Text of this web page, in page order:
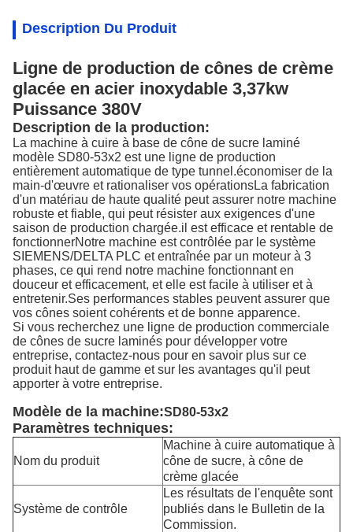
Description Du Produit
Ligne de production de cônes de crème
glacée en acier inoxydable 3,37kw
Puissance 380V
Description de la production:
La machine à cuire à base de cône de sucre laminé
modèle SD80-53x2 est une ligne de production
entièrement automatique de type tunnel.économiser de la
main-d'œuvre et rationaliser vos opérationsLa fabrication
d'un matériau de haute qualité peut assurer notre machine
robuste et fiable, qui peut résister aux exigences d'une
saison de production chargée.il est efficace et rentable de
fonctionnerNotre machine est contrôlée par le système
SIEMENS/DELTA PLC et entraînée par un moteur à 3
phases, ce qui rend notre machine fonctionnant en
douceur et efficacement, et elle est facile à utiliser et à
entretenir.Ses performances stables peuvent assurer que
vos cônes soient cohérents et de bonne apparence.
Si vous recherchez une ligne de production commerciale
de cônes de sucre laminés pour développer votre
entreprise, contactez-nous pour en savoir plus sur ce
produit haut de gamme et sur les avantages qu'il peut
apporter à votre entreprise.
Modèle de la machine:SD80-53x2
Paramètres techniques:
Nom du produit
Machine à cuire automatique à
cône de sucre, à cône de
crème glacée
Système de contrôle
Les résultats de l'enquête sont
publiés dans le Bulletin de la
Commission.